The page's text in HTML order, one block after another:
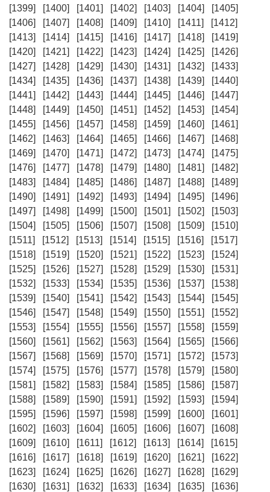
[1399]
[1400] [1401] [1402] [1403] [1404]
[1405]
[1406]
[1407] [1408] [1409] [1410] [1411]
[1412]
[1413]
[1414] [1415] [1416] [1417] [1418]
[1419]
[1420]
[1421] [1422] [1423] [1424] [1425]
[1426]
[1427]
[1428] [1429] [1430] [1431] [1432]
[1433]
[1434]
[1435] [1436] [1437] [1438] [1439]
[1440]
[1441]
[1442] [1443] [1444] [1445] [1446]
[1447]
[1448]
[1449] [1450] [1451] [1452] [1453]
[1454]
[1455]
[1456] [1457] [1458] [1459] [1460]
[1461]
[1462]
[1463] [1464] [1465] [1466] [1467]
[1468]
[1469]
[1470] [1471] [1472] [1473] [1474]
[1475]
[1476]
[1477] [1478] [1479] [1480] [1481]
[1482]
[1483]
[1484] [1485] [1486] [1487] [1488]
[1489]
[1490]
[1491] [1492] [1493] [1494] [1495]
[1496]
[1497]
[1498] [1499] [1500] [1501] [1502]
[1503]
[1504]
[1505] [1506] [1507] [1508] [1509]
[1510]
[1511]
[1512] [1513] [1514] [1515] [1516]
[1517]
[1518]
[1519] [1520] [1521] [1522] [1523]
[1524]
[1525]
[1526] [1527] [1528] [1529] [1530]
[1531]
[1532]
[1533] [1534] [1535] [1536] [1537]
[1538]
[1539]
[1540] [1541] [1542] [1543] [1544]
[1545]
[1546]
[1547] [1548] [1549] [1550] [1551]
[1552]
[1553]
[1554] [1555] [1556] [1557] [1558]
[1559]
[1560]
[1561] [1562] [1563] [1564] [1565]
[1566]
[1567]
[1568] [1569] [1570] [1571] [1572]
[1573]
[1574]
[1575] [1576] [1577] [1578] [1579]
[1580]
[1581]
[1582] [1583] [1584] [1585] [1586]
[1587]
[1588]
[1589] [1590] [1591] [1592] [1593]
[1594]
[1595]
[1596] [1597] [1598] [1599] [1600]
[1601]
[1602]
[1603] [1604] [1605] [1606] [1607]
[1608]
[1609]
[1610] [1611] [1612] [1613] [1614]
[1615]
[1616]
[1617] [1618] [1619] [1620] [1621]
[1622]
[1623]
[1624] [1625] [1626] [1627] [1628]
[1629]
[1630]
[1631] [1632] [1633] [1634] [1635]
[1636]